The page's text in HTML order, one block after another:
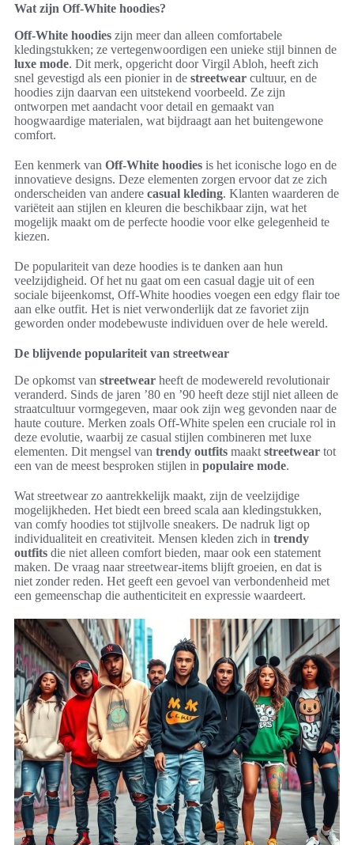
Wat zijn Off-White hoodies?
Off-White hoodies zijn meer dan alleen comfortabele
kledingstukken; ze vertegenwoordigen een unieke stijl binnen de
luxe mode. Dit merk, opgericht door Virgil Abloh, heeft zich
snel gevestigd als een pionier in de streetwear cultuur, en de
hoodies zijn daarvan een uitstekend voorbeeld. Ze zijn
ontworpen met aandacht voor detail en gemaakt van
hoogwaardige materialen, wat bijdraagt aan het buitengewone
comfort.
Een kenmerk van Off-White hoodies is het iconische logo en de
innovatieve designs. Deze elementen zorgen ervoor dat ze zich
onderscheiden van andere casual kleding. Klanten waarderen de
variëteit aan stijlen en kleuren die beschikbaar zijn, wat het
mogelijk maakt om de perfecte hoodie voor elke gelegenheid te
kiezen.
De populariteit van deze hoodies is te danken aan hun
veelzijdigheid. Of het nu gaat om een casual dagje uit of een
sociale bijeenkomst, Off-White hoodies voegen een edgy flair toe
aan elke outfit. Het is niet verwonderlijk dat ze favoriet zijn
geworden onder modebewuste individuen over de hele wereld.
De blijvende populariteit van streetwear
De opkomst van streetwear heeft de modewereld revolutionair
veranderd. Sinds de jaren ’80 en ’90 heeft deze stijl niet alleen de
straatcultuur vormgegeven, maar ook zijn weg gevonden naar de
haute couture. Merken zoals Off-White spelen een cruciale rol in
deze evolutie, waarbij ze casual stijlen combineren met luxe
elementen. Dit mengsel van trendy outfits maakt streetwear tot
een van de meest besproken stijlen in populaire mode.
Wat streetwear zo aantrekkelijk maakt, zijn de veelzijdige
mogelijkheden. Het biedt een breed scala aan kledingstukken,
van comfy hoodies tot stijlvolle sneakers. De nadruk ligt op
individualiteit en creativiteit. Mensen kleden zich in trendy
outfits die niet alleen comfort bieden, maar ook een statement
maken. De vraag naar streetwear-items blijft groeien, en dat is
niet zonder reden. Het geeft een gevoel van verbondenheid met
een gemeenschap die authenticiteit en expressie waardeert.